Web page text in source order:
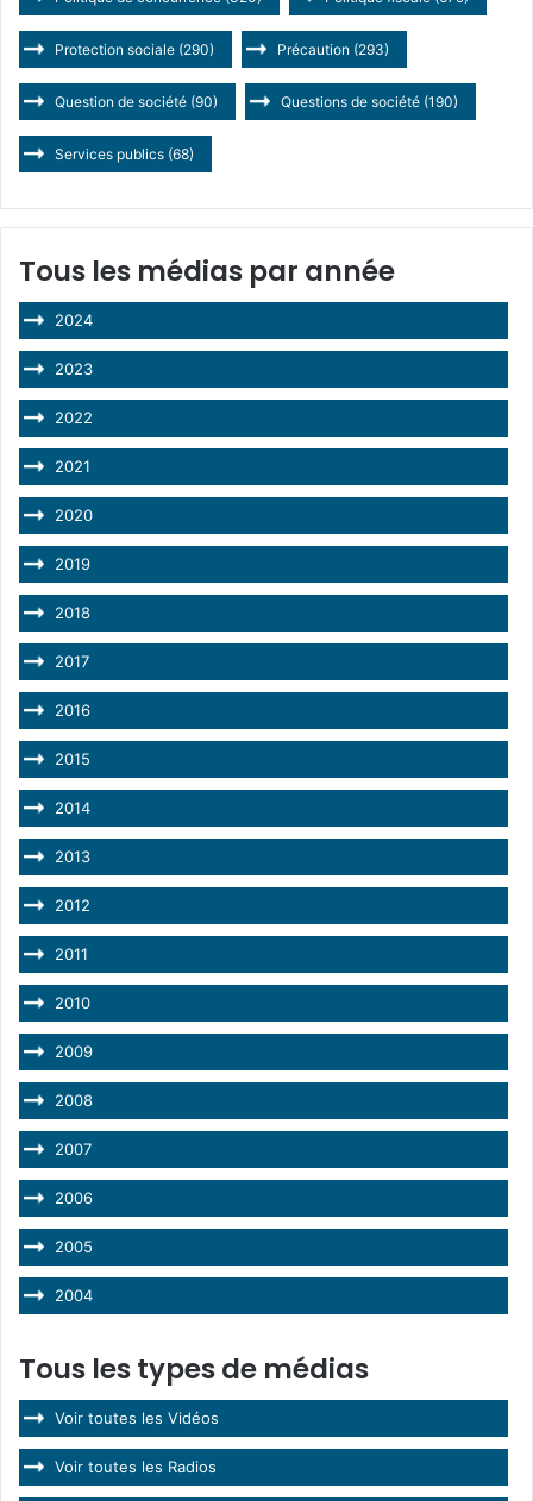
Protection sociale (290) Précaution (293)
Question de société (90) Questions de société (190)
Services publics (68)
Tous les médias par année
2024
2023
2022
2021
2020
2019
2018
2017
2016
2015
2014
2013
2012
2011
2010
2009
2008
2007
2006
2005
2004
Tous les types de médias
Voir toutes les Vidéos
Voir toutes les Radios